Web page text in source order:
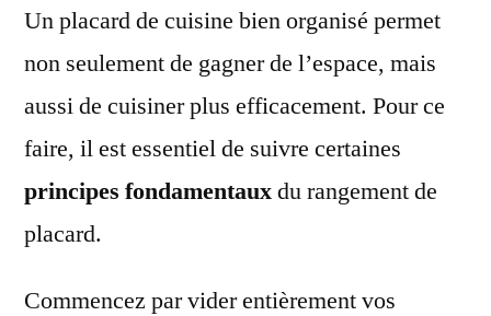
Un placard de cuisine bien organisé permet
non seulement de gagner de l’espace, mais
aussi de cuisiner plus efficacement. Pour ce
faire, il est essentiel de suivre certaines
principes fondamentauxdu rangement de
placard.
Commencez par vider entièrement vos